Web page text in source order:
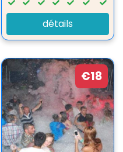
détails
€18